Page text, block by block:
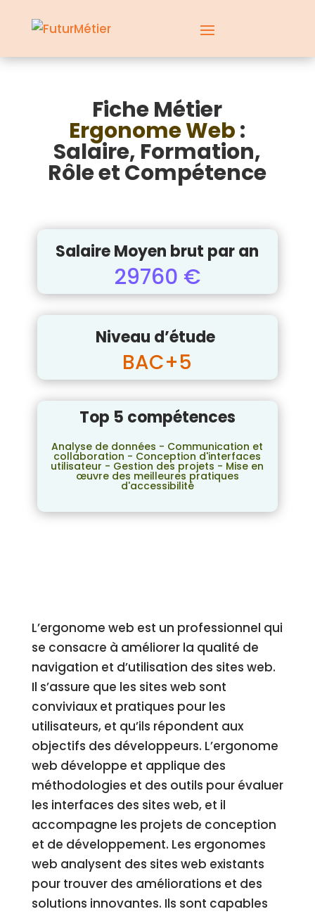
Fiche Métier
Ergonome Web:
Salaire, Formation,
Rôle et Compétence
Salaire Moyen brut par an
29760 €
Niveau d’étude
BAC+5
Top 5 compétences
Analyse de données - Communication et
collaboration - Conception d'interfaces
utilisateur - Gestion des projets - Mise en
œuvre des meilleures pratiques
d'accessibilité
L’ergonome web est un professionnel qui
se consacre à améliorer la qualité de
navigation et d’utilisation des sites web.
Il s’assure que les sites web sont
conviviaux et pratiques pour les
utilisateurs, et qu’ils répondent aux
objectifs des développeurs. L’ergonome
web développe et applique des
méthodologies et des outils pour évaluer
les interfaces des sites web, et il
accompagne les projets de conception
et de développement. Les ergonomes
web analysent des sites web existants
pour trouver des améliorations et des
solutions innovantes. Ils sont capables